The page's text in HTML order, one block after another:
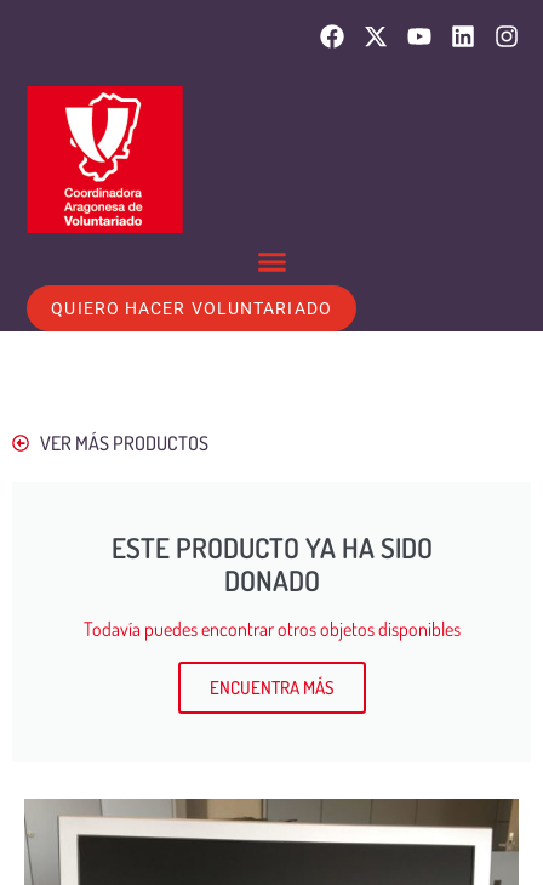
QUIERO HACER VOLUNTARIADO
VER MÁS PRODUCTOS
ESTE PRODUCTO YA HA SIDO
DONADO
Todavía puedes encontrar otros objetos disponibles
ENCUENTRA MÁS